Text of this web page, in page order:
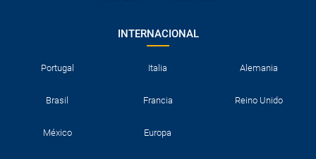
INTERNACIONAL
Portugal Italia Alemania
Brasil Francia Reino Unido
México Europa